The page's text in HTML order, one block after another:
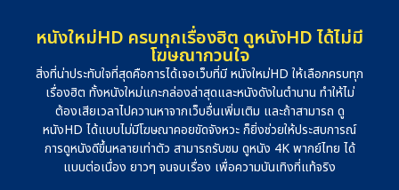
หนังใหม่HD ครบทุกเรื่องฮิต ดูหนังHD ได้ไม่มี
โฆษณากวนใจ
สิ่งที่น่าประทับใจที่สุดคือการได้เจอเว็บที่มี หนังใหม่HD ให้เลือกครบทุก
เรื่องฮิต ทั้งหนังใหม่แกะกล่องล่าสุดและหนังดังในตำนาน ทำให้ไม่
ต้องเสียเวลาไปควานหาจากเว็บอื่นเพิ่มเติม และถ้าสามารถ ดู
หนังHD ได้แบบไม่มีโฆษณาคอยขัดจังหวะ ก็ยิ่งช่วยให้ประสบการณ์
การดูหนังดีขึ้นหลายเท่าตัว สามารถรับชม ดูหนัง 4K พากย์ไทย ได้
แบบต่อเนื่อง ยาวๆ จนจบเรื่อง เพื่อความบันเทิงที่แท้จริง